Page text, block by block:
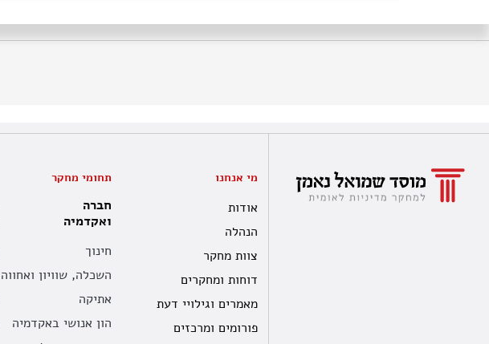
מי אנחנו
אודות
הנהלה
צוות מחקר
דוחות ומחקרים
מאמרים וגילויי דעת
פורומים ומרכזים
תחומי מחקר
חברה
ואקדמיה
חינוך
השכלה, שוויון ואחווה
אתיקה
הון אנושי באקדמיה